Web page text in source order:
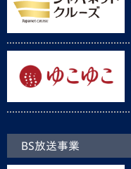
BS放送事業